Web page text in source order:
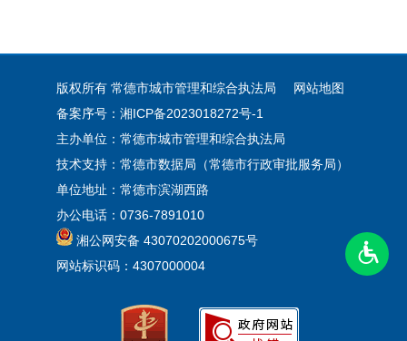
版权所有 常德市城市管理和综合执法局
网站地图
备案序号：湘ICP备2023018272号-1
主办单位：常德市城市管理和综合执法局
技术支持：常德市数据局（常德市行政审批服务局）
单位地址：常德市滨湖西路
办公电话：0736-7891010
湘公网安备 43070202000675号
网站标识码：4307000004